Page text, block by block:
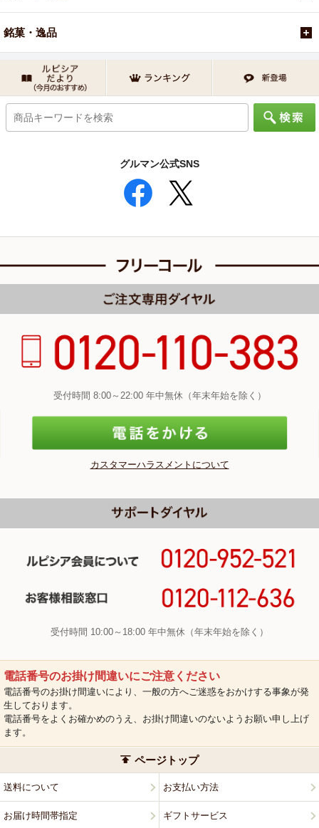
銘菓・逸品
グルマン公式SNS
受付時間 8:00～22:00 年中無休（年末年始を除く）
カスタマーハラスメントについて
受付時間 10:00～18:00 年中無休（年末年始を除く）
電話番号のお掛け間違いにご注意ください
電話番号のお掛け間違いにより、一般の方へご迷惑をおかけする事象が発
生しております。
電話番号をよくお確かめのうえ、お掛け間違いのないようお願い申し上げ
ます。
ページトップ
送料について お支払い方法
お届け時間帯指定 ギフトサービス